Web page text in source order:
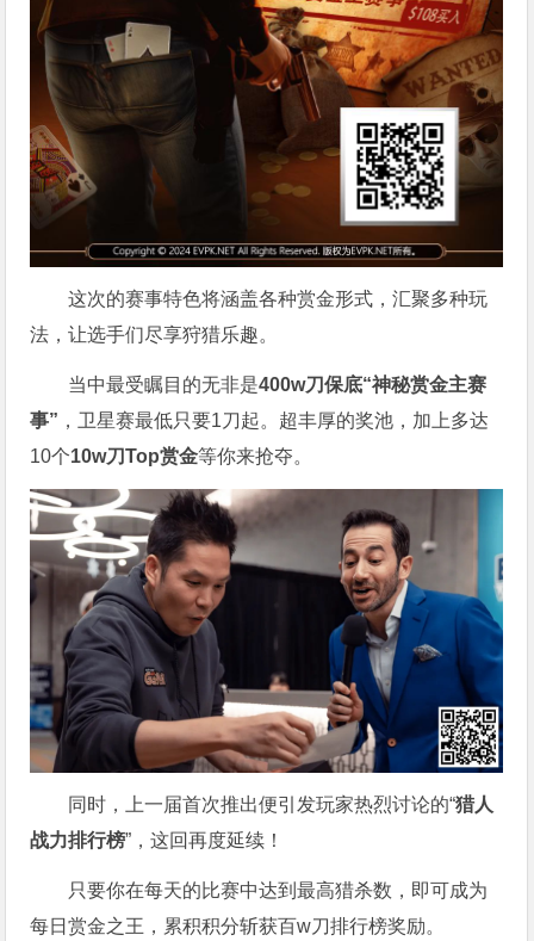
这次的赛事特色将涵盖各种赏金形式，汇聚多种玩
法，让选手们尽享狩猎乐趣。
当中最受瞩目的无非是400w刀保底“神秘赏金主赛
事” ，卫星赛最低只要1刀起。超丰厚的奖池，加上多达
10个10w刀Top赏金等你来抢夺。
同时，上一届首次推出便引发玩家热烈讨论的“猎人
战力排行榜”，这回再度延续！
只要你在每天的比赛中达到最高猎杀数，即可成为
每日赏金之王，累积积分斩获百w刀排行榜奖励。